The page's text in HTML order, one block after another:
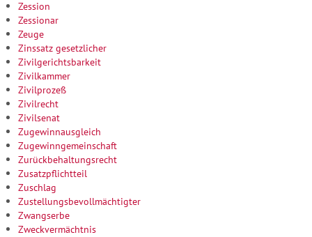
Zession
Zessionar
Zeuge
Zinssatz gesetzlicher
Zivilgerichtsbarkeit
Zivilkammer
Zivilprozeß
Zivilrecht
Zivilsenat
Zugewinnausgleich
Zugewinngemeinschaft
Zurückbehaltungsrecht
Zusatzpflichtteil
Zuschlag
Zustellungsbevollmächtigter
Zwangserbe
Zweckvermächtnis